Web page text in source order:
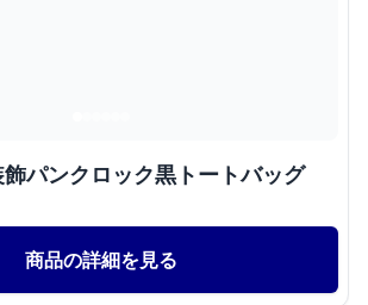
パンクロック黒トートバッグ
商品の詳細を見る